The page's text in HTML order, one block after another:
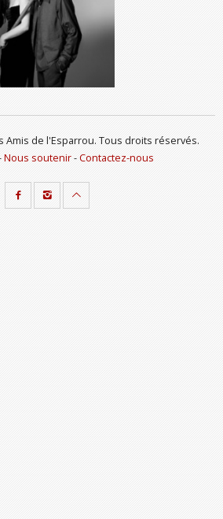
Amis de l'Esparrou. Tous droits réservés.
Nous soutenir-Contactez-nous